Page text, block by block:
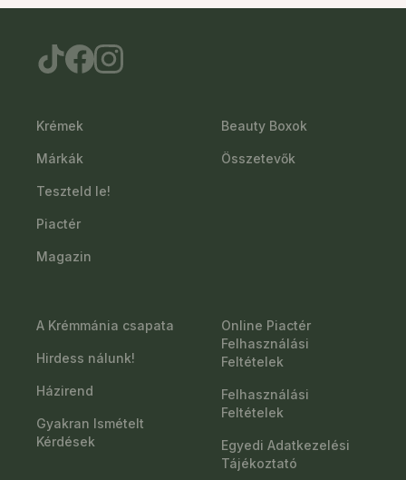
Krémek
Márkák
Teszteld le!
Piactér
Magazin
Beauty Boxok
Összetevők
A Krémmánia csapata
Hirdess nálunk!
Házirend
Gyakran Ismételt
Kérdések
Online Piactér
Felhasználási
Feltételek
Felhasználási
Feltételek
Egyedi Adatkezelési
Tájékoztató